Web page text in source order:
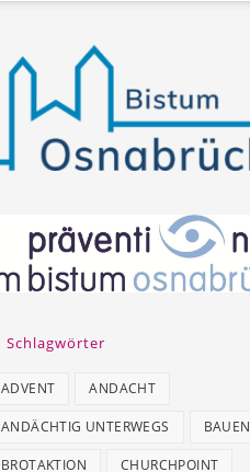
Schlagwörter
ADVENT ANDACHT
ANDÄCHTIG UNTERWEGS BAUEN
BROTAKTION CHURCHPOINT